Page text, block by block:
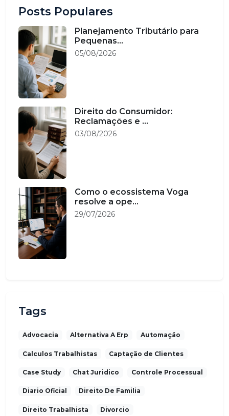
Posts Populares
Planejamento Tributário para
Pequenas...
05/08/2026
Direito do Consumidor:
Reclamações e ...
03/08/2026
Como o ecossistema Voga
resolve a ope...
29/07/2026
Tags
Advocacia Alternativa A Erp Automação
Calculos Trabalhistas Captação de Clientes
Case Study Chat Juridico Controle Processual
Diario Oficial Direito De Familia
Direito Trabalhista Divorcio